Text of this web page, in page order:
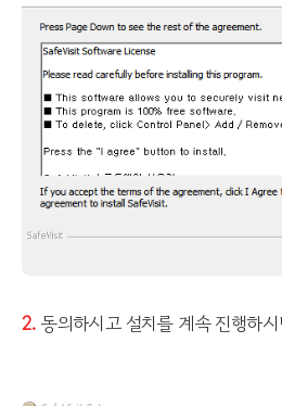
2. 동의하시고 설치를 계속 진행하